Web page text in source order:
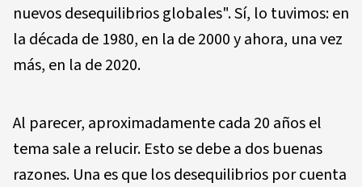
nuevos desequilibrios globales". Sí, lo tuvimos: en
la década de 1980, en la de 2000 y ahora, una vez
más, en la de 2020.
Al parecer, aproximadamente cada 20 años el
tema sale a relucir. Esto se debe a dos buenas
razones. Una es que los desequilibrios por cuenta